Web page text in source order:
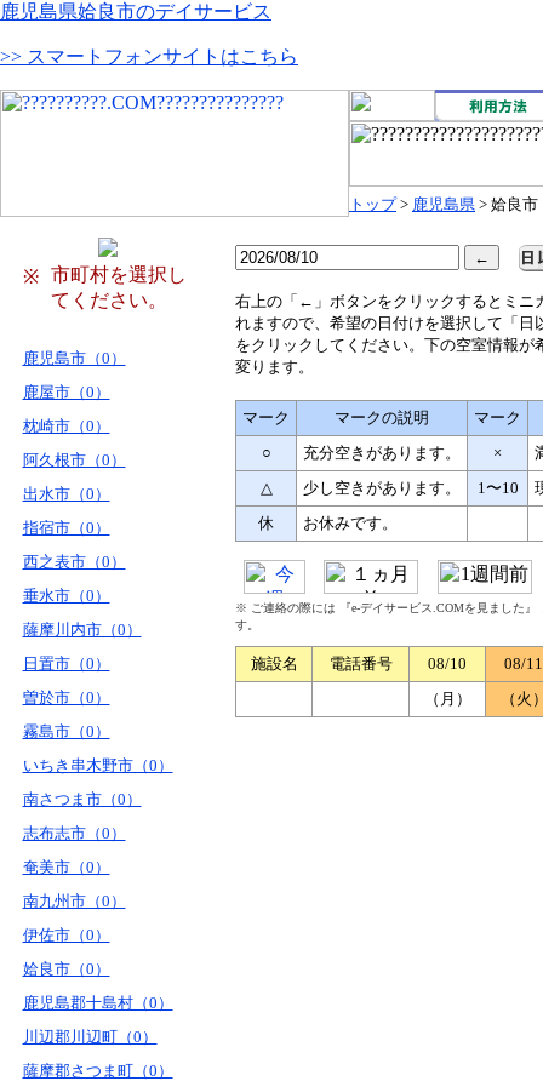
鹿児島県姶良市のデイサービス
>> スマートフォンサイトはこちら
トップ> 鹿児島県 > 姶良市
※
市町村を選択し
てください。
鹿児島市（0）
鹿屋市（0）
枕崎市（0）
阿久根市（0）
出水市（0）
指宿市（0）
西之表市（0）
垂水市（0）
薩摩川内市（0）
日置市（0）
曽於市（0）
霧島市（0）
いちき串木野市（0）
南さつま市（0）
志布志市（0）
奄美市（0）
南九州市（0）
伊佐市（0）
姶良市（0）
鹿児島郡十島村（0）
川辺郡川辺町（0）
薩摩郡さつま町（0）
右上の「←」ボタンをクリックするとミニ
れますので、希望の日付けを選択して「日
をクリックしてください。下の空室情報が
変ります。
マーク マークの説明
マーク
○
充分空きがあります。 ×
△
少し空きがあります。 1〜10
休
お休みです。
※ ご連絡の際には 『e-デイサービス.COMを見ました
す。
施設名 電話番号 08/10
08/11
（月）
（火